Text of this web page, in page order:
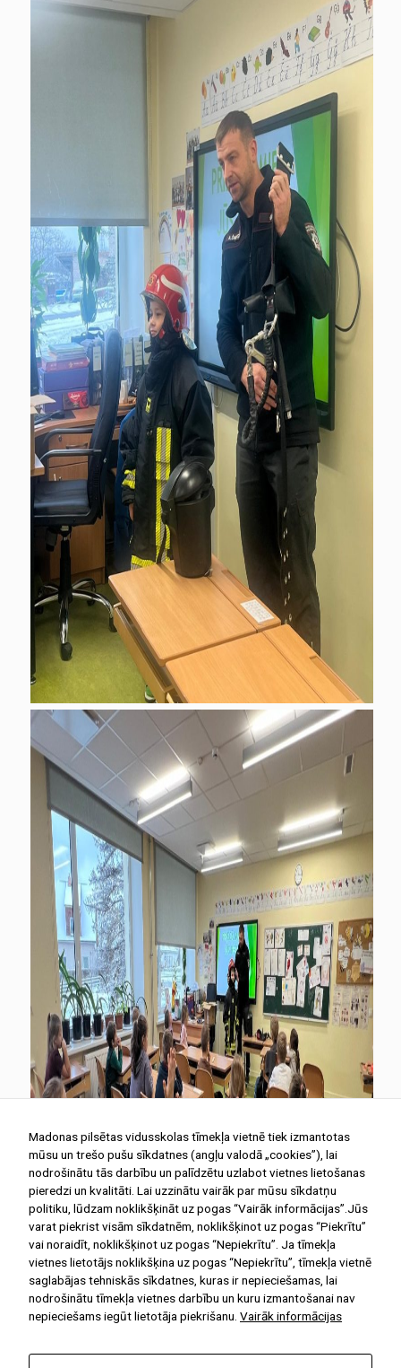
Madonas pilsētas vidusskolas tīmekļa vietnē tiek izmantotas
mūsu un trešo pušu sīkdatnes (angļu valodā „cookies”), lai
nodrošinātu tās darbību un palīdzētu uzlabot vietnes lietošanas
pieredzi un kvalitāti. Lai uzzinātu vairāk par mūsu sīkdatņu
politiku, lūdzam noklikšķināt uz pogas “Vairāk informācijas”.Jūs
varat piekrist visām sīkdatnēm, noklikšķinot uz pogas “Piekrītu”
vai noraidīt, noklikšķinot uz pogas “Nepiekrītu”. Ja tīmekļa
vietnes lietotājs noklikšķina uz pogas “Nepiekrītu”, tīmekļa vietnē
saglabājas tehniskās sīkdatnes, kuras ir nepieciešamas, lai
nodrošinātu tīmekļa vietnes darbību un kuru izmantošanai nav
nepieciešams iegūt lietotāja piekrišanu. Vairāk informācijas
piedāvājumus.